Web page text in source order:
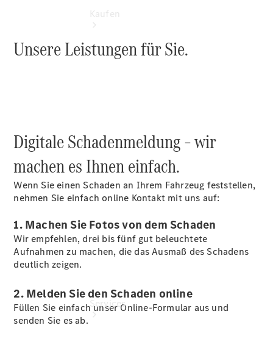
Junge
Sterne
Digitale
Extras
Services
Unsere Leistungen für Sie.
Digitale Schadenmeldung – wir
machen es Ihnen einfach.
Wenn Sie einen Schaden an Ihrem Fahrzeug feststellen,
nehmen Sie einfach online Kontakt mit uns auf:
1. Machen Sie Fotos von dem Schaden
Wir empfehlen, drei bis fünf gut beleuchtete
Aufnahmen zu machen, die das Ausmaß des Schadens
deutlich zeigen.
2. Melden Sie den Schaden online
Füllen Sie einfach unser Online-Formular aus und
senden Sie es ab.